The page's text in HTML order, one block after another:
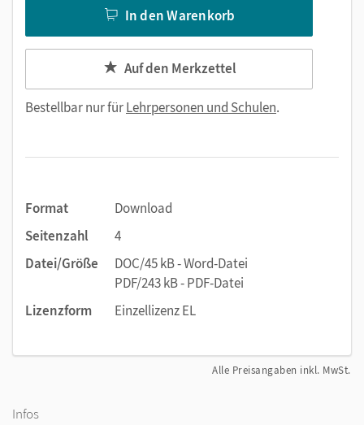
In den Warenkorb
Auf den Merkzettel
Bestellbar nur fürLehrpersonen und Schulen.
Format
Download
Seitenzahl
4
Datei/Größe
DOC/45 kB - Word-Datei
PDF/243 kB - PDF-Datei
Lizenzform
Einzellizenz EL
Alle Preisangaben inkl. MwSt.
Infos